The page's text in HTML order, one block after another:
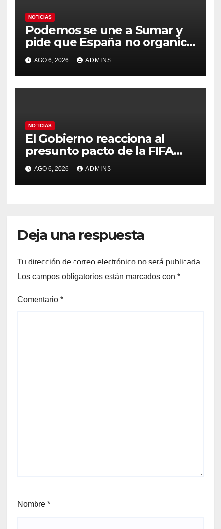
NOTICIAS
Podemos se une a Sumar y
pide que España no organice
el Mundial 2030 con
Marruecos por «atentar
contra la soberanía nacional»
AGO 6, 2026 ADMINS
NOTICIAS
El Gobierno reacciona al
presunto pacto de la FIFA
con Marruecos para acoger
la final del Mundial 2030:
«Tiene que ser en España»
AGO 6, 2026 ADMINS
Deja una respuesta
Tu dirección de correo electrónico no será publicada.
Los campos obligatorios están marcados con *
Comentario *
Nombre *